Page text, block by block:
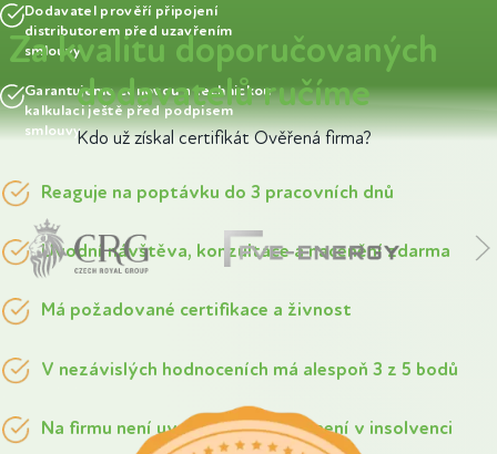
Dodavatel prověří připojení
distributorem před uzavřením
smlouvy
Garantujeme cenovou a technickou
kalkulaci ještě před podpisem
smlouvy
Za kvalitu doporučovaných
dodavatelů ručíme
Kdo už získal certifikát Ověřená firma?
Reaguje na poptávku do 3 pracovních dnů
Úvodní návštěva, konzultace a nacenění zdarma
Má požadované certifikace a živnost
V nezávislých hodnoceních má alespoň 3 z 5 bodů
Na firmu není uvalena exekuce a není v insolvenci